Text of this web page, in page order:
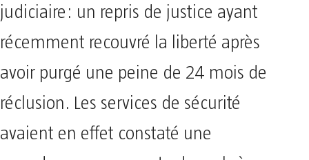
judiciaire: un repris de justice ayant
récemment recouvré la liberté après
avoir purgé une peine de 24 mois de
réclusion. Les services de sécurité
avaient en effet constaté une